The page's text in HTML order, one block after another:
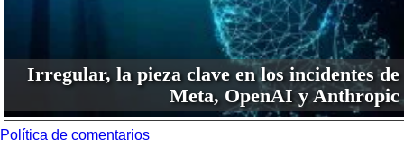
Irregular, la pieza clave en los incidentes de
Meta, OpenAI y Anthropic
Política de comentarios